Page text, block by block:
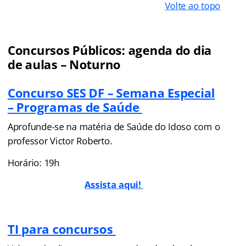
Volte ao topo
Concursos Públicos: agenda do dia
de aulas – Noturno
Concurso SES DF – Semana Especial
– Programas de Saúde
Aprofunde-se na matéria de Saúde do Idoso com o
professor Victor Roberto.
Horário: 19h
Assista aqui!
TI para concursos